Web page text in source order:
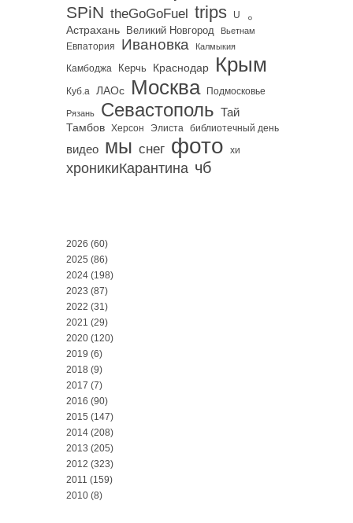
SPiN theGoGoFuel trips U 。
Астрахань Великий Новгород Вьетнам
Евпатория Ивановка Калмыкия
Камбоджа Керчь Краснодар Крым
Куб.а ЛАОс Москва Подмосковье
Рязань Севастополь Тай
Тамбов Херсон Элиста библиотечный день
видео мы снег фото хи
хроникиКарантина чб
2026 (60)
2025 (86)
2024 (198)
2023 (87)
2022 (31)
2021 (29)
2020 (120)
2019 (6)
2018 (9)
2017 (7)
2016 (90)
2015 (147)
2014 (208)
2013 (205)
2012 (323)
2011 (159)
2010 (8)